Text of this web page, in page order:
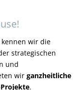
wir die
strategischen
und
wir ganzheitliche
.